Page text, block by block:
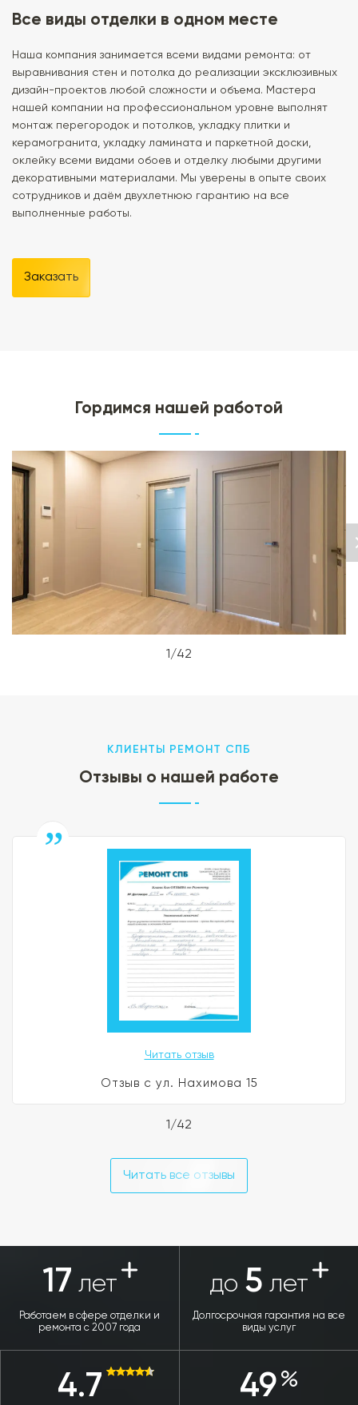
Все виды отделки в одном месте
Наша компания занимается всеми видами ремонта: от
выравнивания стен и потолка до реализации эксклюзивных
дизайн-проектов любой сложности и объема. Мастера
нашей компании на профессиональном уровне выполнят
монтаж перегородок и потолков, укладку плитки и
керамогранита, укладку ламината и паркетной доски,
оклейку всеми видами обоев и отделку любыми другими
декоративными материалами. Мы уверены в опыте своих
сотрудников и даём двухлетнюю гарантию на все
выполненные работы.
Заказать
Гордимся нашей работой
1/42
КЛИЕНТЫ РЕМОНТ СПБ
Отзывы о нашей работе
Читать отзыв
Отзыв с ул. Нахимова 15
1/42
Читать все отзывы
17 лет
Работаем в сфере отделки и
ремонта с 2007 года
до 5 лет
Долгосрочная гарантия на все
виды услуг
4.7 49